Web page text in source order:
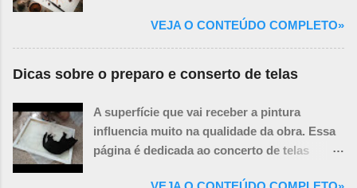
envelhecidos, ideais para obras com ar
vintage, retratos melancólicos ou ilustrações
orgânicas. Além de ser econômica, essa
abordagem une criatividade e reutilização de
um material que normalmente seria
descartado. 1. Materiais Necessários Pó de
café usado (quanto mais fino, melhor).
Água quente (para dissolver o café e criar
diferentes tonalidades). Pincéis (de cerdas
VEJA O CONTEÚDO COMPLETO»
Dicas sobre o preparo e conserto de telas
A superfície que vai receber a pintura
influencia muito na qualidade da obra. Essa
página é dedicada ao concerto de telas